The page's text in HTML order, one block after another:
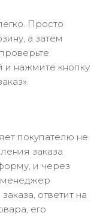
Просто
а затем
и нажмите кнопку
покупателю не
заказа
и через
менеджер
ответит на
его